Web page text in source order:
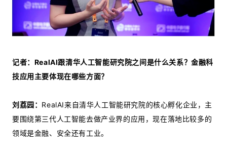
记者：RealAI跟清华人工智能研究院之间是什么关系？金融科
技应用主要体现在哪些方面？
刘荔园： RealAI来自清华人工智能研究院的核心孵化企业，主
要围绕第三代人工智能去做产业界的应用，现在落地比较多的
领域是金融、安全还有工业。